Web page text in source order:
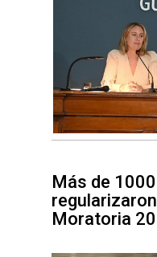
Más de
Moratoria